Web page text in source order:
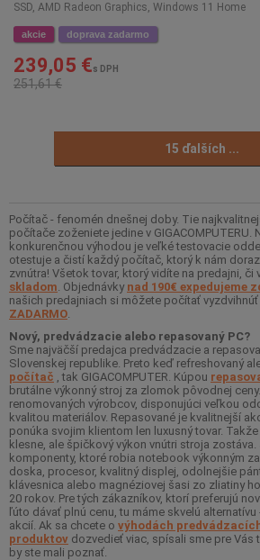
SSD, AMD Radeon Graphics, Windows 11 Home
akcie doprava zadarmo
239,05 €s DPH
251,61 €
15 ďalších ...
Počítač - fenomén dnešnej doby. Tie
počítače zoženiete jedine v GIGACOMPUTERU.
konkurenčnou výhodou je veľké testovacie
otestuje a čistí každý počítač, ktorý k nám
zvnútra! Všetok tovar, ktorý vidíte na predajni, či
skladom. Objednávky nad 190€ expedujeme
našich predajniach si môžete počítať vyzdvihnúť
ZADARMO.
Nový, predvádzacie alebo repasovaný PC?
Sme najväčší predajca predvádzacie a
Slovenskej republike. Preto keď refreshovaný
počítač , tak GIGACOMPUTER. Kúpou
brutálne výkonný stroj za zlomok pôvodnej
renomovaných výrobcov, disponujúci veľkou
kvalitou materiálov. Repasované je kvalitnejší
ponúka svojim klientom len luxusný tovar.
klesne, ale špičkový výkon vnútri stroja
komponenty, ktoré robia notebook výkonným
doska, procesor, kvalitný displej, odolnejšie
klávesnica alebo magnéziovej šasi zo zliatiny
20 rokov. Pre tých zákazníkov, ktorí preferujú
ľúto dávať plnú cenu, tu máme skvelú
akcií. Ak sa chcete o výhodách
produktov dozvedieť viac, spísali sme pre Vás
by ste mali poznať.